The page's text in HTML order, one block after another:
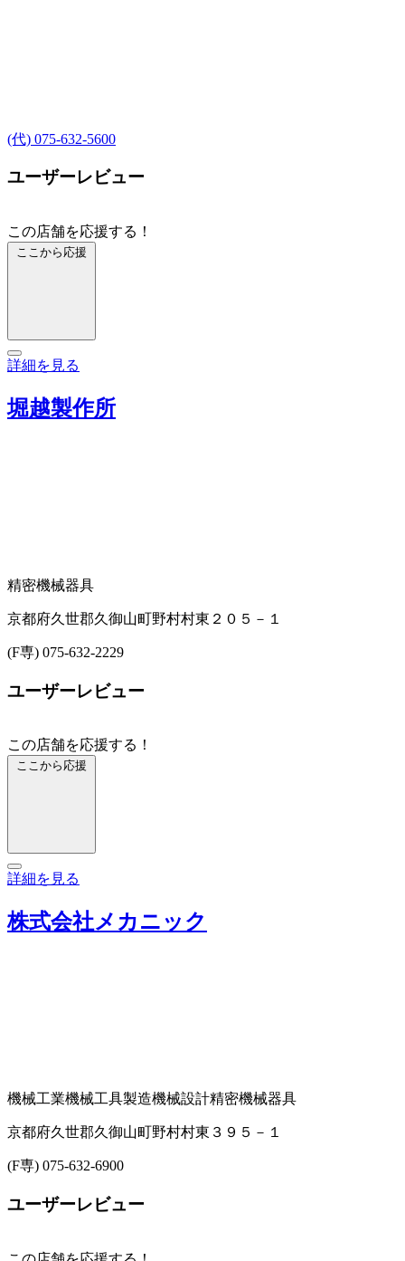
(代) 075-632-5600
ユーザーレビュー
この店舗を応援する！
ここから応援
詳細を見る
堀越製作所
精密機械器具
京都府久世郡久御山町野村村東２０５－１
(F専) 075-632-2229
ユーザーレビュー
この店舗を応援する！
ここから応援
詳細を見る
株式会社メカニック
機械工業機械工具製造機械設計精密機械器具
京都府久世郡久御山町野村村東３９５－１
(F専) 075-632-6900
ユーザーレビュー